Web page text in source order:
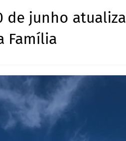
de junho
Família